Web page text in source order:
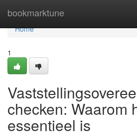
bookmarktune
Home
Home
1
checken: Waarom
essentieel is